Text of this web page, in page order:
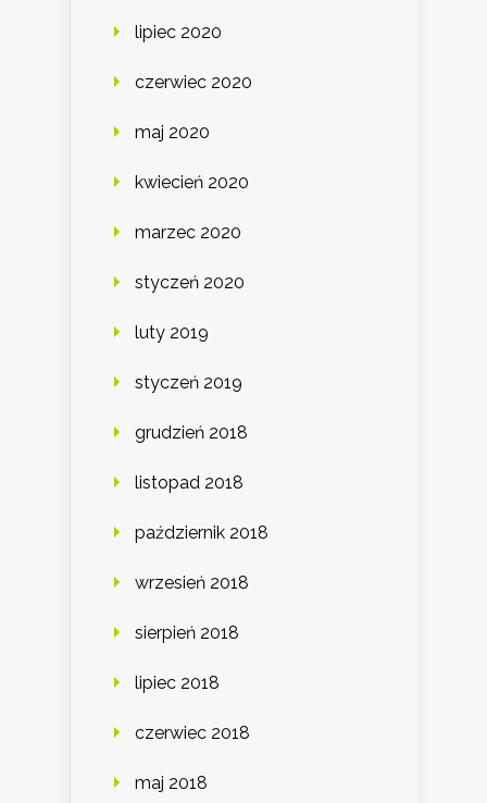
lipiec 2020
czerwiec 2020
maj 2020
kwiecień 2020
marzec 2020
styczeń 2020
luty 2019
styczeń 2019
grudzień 2018
listopad 2018
październik 2018
wrzesień 2018
sierpień 2018
lipiec 2018
czerwiec 2018
maj 2018